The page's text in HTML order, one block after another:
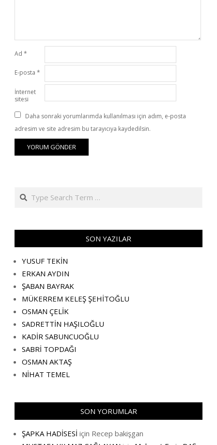
Ad *
E-posta *
İnternet
sitesi
Daha sonraki yorumlarımda kullanılması için adım, e-posta
adresim ve site adresim bu tarayıcıya kaydedilsin.
Search
SON YAZILAR
YUSUF TEKİN
ERKAN AYDIN
ŞABAN BAYRAK
MÜKERREM KELEŞ ŞEHİTOĞLU
OSMAN ÇELİK
SADRETTİN HAŞILOĞLU
KADİR SABUNCUOĞLU
SABRİ TOPDAĞI
OSMAN AKTAŞ
NİHAT TEMEL
SON YORUMLAR
ŞAPKA HADİSESİ için Recep bakişgan